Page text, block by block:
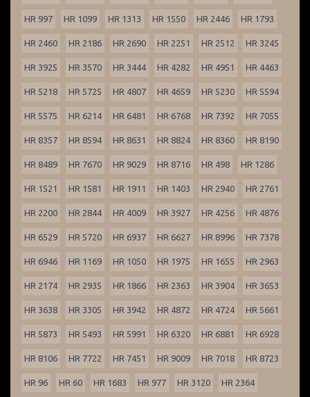
HR 997 HR 1099 HR 1313 HR 1550 HR 2446 HR 1793
HR 2460 HR 2186 HR 2690 HR 2251 HR 2512 HR 3245
HR 3925 HR 3570 HR 3444 HR 4282 HR 4951 HR 4463
HR 5218 HR 5725 HR 4807 HR 4659 HR 5230 HR 5594
HR 5575 HR 6214 HR 6481 HR 6768 HR 7392 HR 7055
HR 8357 HR 8594 HR 8631 HR 8824 HR 8360 HR 8190
HR 8489 HR 7670 HR 9029 HR 8716 HR 498 HR 1286
HR 1521 HR 1581 HR 1911 HR 1403 HR 2940 HR 2761
HR 2200 HR 2844 HR 4009 HR 3927 HR 4256 HR 4876
HR 6529 HR 5720 HR 6937 HR 6627 HR 8996 HR 7378
HR 6946 HR 1169 HR 1050 HR 1975 HR 1655 HR 2963
HR 2174 HR 2935 HR 1866 HR 2363 HR 3904 HR 3653
HR 3638 HR 3305 HR 3942 HR 4872 HR 4724 HR 5661
HR 5873 HR 5493 HR 5991 HR 6320 HR 6881 HR 6928
HR 8106 HR 7722 HR 7451 HR 9009 HR 7018 HR 8723
HR 96 HR 60 HR 1683 HR 977 HR 3120 HR 2364